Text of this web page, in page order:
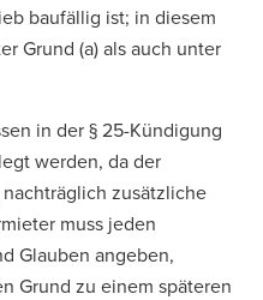
baufällig ist; in diesem
Grund (a) als auch unter
in der § 25-Kündigung
werden, da der
zusätzliche
muss jeden
Glauben angeben,
Grund zu einem späteren